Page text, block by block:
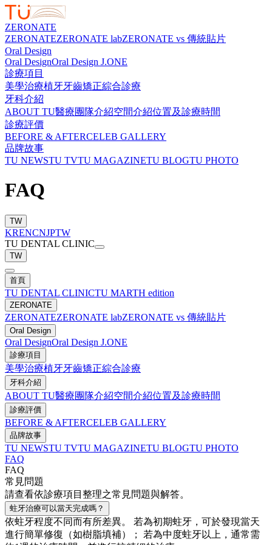
ZERONATE
ZERONATEZERONATE labZERONATE vs 傳統貼片
Oral Design
Oral DesignOral Design J.ONE
診療項目
美學治療植牙牙齒矯正綜合診療
牙科介紹
ABOUT TU醫療團隊介紹空間介紹位置及診療時間
診療評價
BEFORE & AFTERCELEB GALLERY
品牌故事
TU NEWSTU TVTU MAGAZINETU BLOGTU PHOTO
FAQ
TW
KRENCNJPTW
TU DENTAL CLINIC
TW
首頁
TU DENTAL CLINICTU MARTH edition
ZERONATE
ZERONATEZERONATE labZERONATE vs 傳統貼片
Oral Design
Oral DesignOral Design J.ONE
診療項目
美學治療植牙牙齒矯正綜合診療
牙科介紹
ABOUT TU醫療團隊介紹空間介紹位置及診療時間
診療評價
BEFORE & AFTERCELEB GALLERY
品牌故事
TU NEWSTU TVTU MAGAZINETU BLOGTU PHOTO
FAQ
FAQ
常見問題
請查看依診療項目整理之常見問題與解答。
蛀牙治療可以當天完成嗎？
依蛀牙程度不同而有所差異。 若為初期蛀牙，可於發現當天
進行簡單修復（如樹脂填補）； 若為中度蛀牙以上，通常需